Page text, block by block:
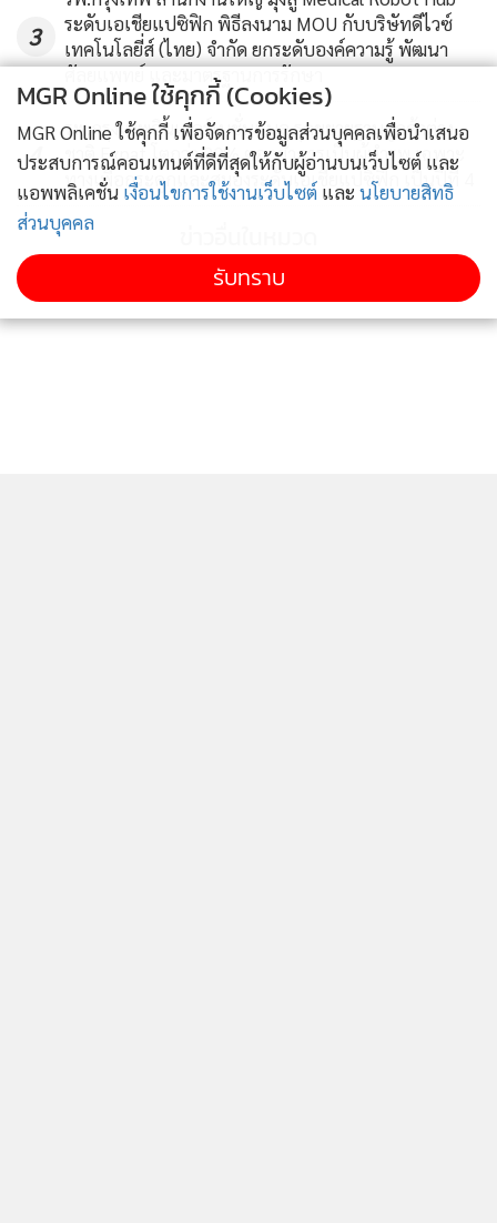
3
ระดับเอเชียแปซิฟิก พิธีลงนาม MOU กับบริษัทดีไวซ์
เทคโนโลยี่ส์ (ไทย) จำกัด ยกระดับองค์ความรู้ พัฒนา
ศัลยแพทย์ และมาตรฐานการรักษา
4
รพ.กรุงเทพอินเตอร์เนชั่นแนล รุกขยายฐานลูกค้าต่าง
ชาติ Expat โตกว่า 20% ตอกย้ำการเป็นผู้นำรพ.เฉพาะ
ทางเพื่อกระดูกและสมองระดับเอเชียแปซิฟิก เป็นปีที่ 4
MGR Online ใช้คุกกี้ (Cookies)
MGR Online ใช้คุกกี้ เพื่อจัดการข้อมูลส่วนบุคคลเพื่อนำเสนอ
ประสบการณ์คอนเทนต์ที่ดีที่สุดให้กับผู้อ่านบนเว็บไซต์ และ
แอพพลิเคชั่น เงื่อนไขการใช้งานเว็บไซต์ และ นโยบายสิทธิ
ส่วนบุคคล
รับทราบ